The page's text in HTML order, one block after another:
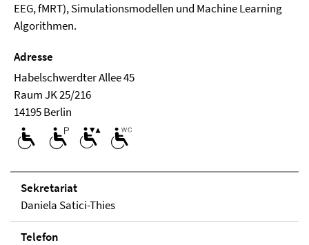
EEG, fMRT), Simulationsmodellen und Machine Learning
Algorithmen.
Adresse
Habelschwerdter Allee 45
Raum JK 25/216
14195 Berlin
Se­kre­ta­ri­at
Daniela Satici-Thies
Telefon